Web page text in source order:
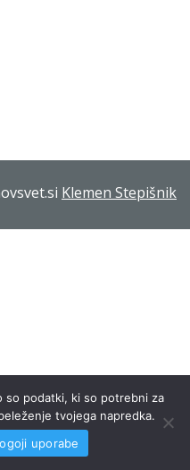
Klemen Stepišnik
so podatki, ki so potrebni za
tvojega napredka.
uporabe